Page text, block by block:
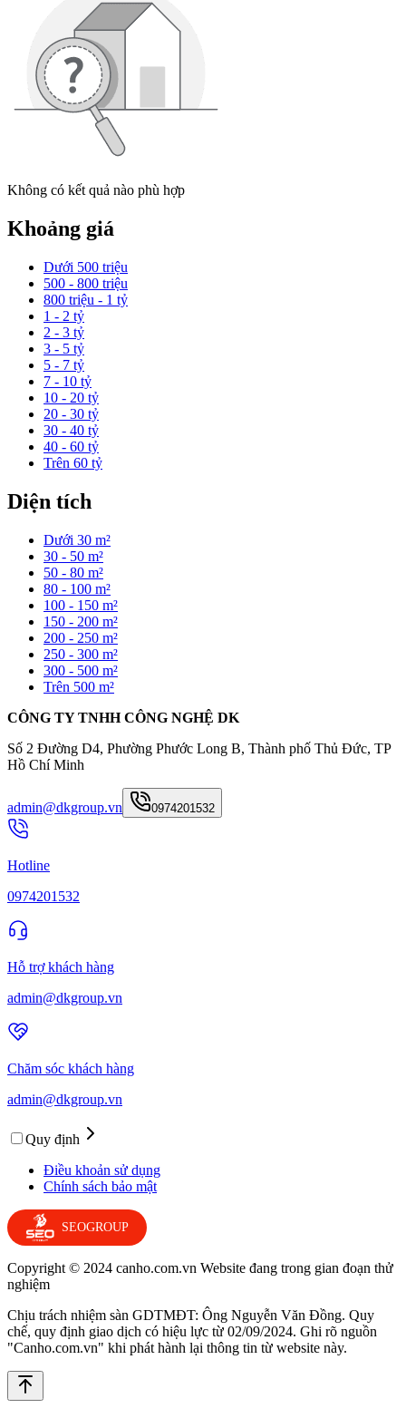
Không có kết quả nào phù hợp
Khoảng giá
Dưới 500 triệu
500 - 800 triệu
800 triệu - 1 tỷ
1 - 2 tỷ
2 - 3 tỷ
3 - 5 tỷ
5 - 7 tỷ
7 - 10 tỷ
10 - 20 tỷ
20 - 30 tỷ
30 - 40 tỷ
40 - 60 tỷ
Trên 60 tỷ
Diện tích
Dưới 30 m²
30 - 50 m²
50 - 80 m²
80 - 100 m²
100 - 150 m²
150 - 200 m²
200 - 250 m²
250 - 300 m²
300 - 500 m²
Trên 500 m²
CÔNG TY TNHH CÔNG NGHỆ DK
Số 2 Đường D4, Phường Phước Long B, Thành phố Thủ Đức, TP
Hồ Chí Minh
admin@dkgroup.vn 0974201532
Hotline
0974201532
Hỗ trợ khách hàng
admin@dkgroup.vn
Chăm sóc khách hàng
admin@dkgroup.vn
Quy định
Điều khoản sử dụng
Chính sách bảo mật
SEOGROUP
Copyright © 2024 canho.com.vn Website đang trong gian đoạn thử
nghiệm
Chịu trách nhiệm sàn GDTMĐT: Ông Nguyễn Văn Đồng. Quy
chế, quy định giao dịch có hiệu lực từ 02/09/2024. Ghi rõ nguồn
"Canho.com.vn" khi phát hành lại thông tin từ website này.